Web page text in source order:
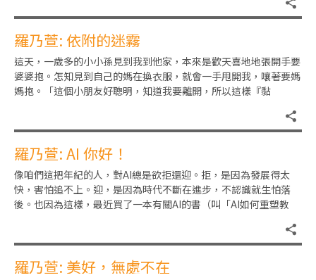
羅乃萱: 依附的迷霧
這天，一歲多的小小孫見到我到他家，本來是歡天喜地地張開手要
婆婆抱。怎知見到自己的媽在換衣服，就會一手甩開我，嚷著要媽
媽抱。「這個小朋友好聰明，知道我要離開，所以這樣『黏
羅乃萱: AI 你好！
像咱們這把年紀的人，對AI總是欲拒還迎。拒，是因為發展得太
快，害怕追不上。迎，是因為時代不斷在進步，不認識就生怕落
後。也因為這樣，最近買了一本有關AI的書（叫「AI如何重塑教
羅乃萱: 美好，無處不在